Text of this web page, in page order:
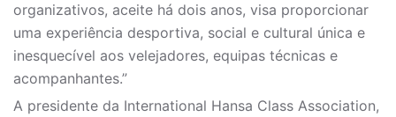
organizativos, aceite há dois anos, visa proporcionar
uma experiência desportiva, social e cultural única e
inesquecível aos velejadores, equipas técnicas e
acompanhantes.”
A presidente da International Hansa Class Association,